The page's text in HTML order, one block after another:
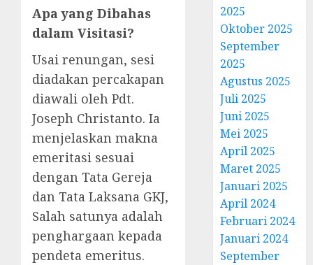
Apa yang Dibahas
dalam Visitasi?
Usai renungan, sesi
diadakan percakapan
diawali oleh Pdt.
Joseph Christanto. Ia
menjelaskan makna
emeritasi sesuai
dengan Tata Gereja
dan Tata Laksana GKJ,
Salah satunya adalah
penghargaan kepada
pendeta emeritus.
2025
Oktober 2025
September
2025
Agustus 2025
Juli 2025
Juni 2025
Mei 2025
April 2025
Maret 2025
Januari 2025
April 2024
Februari 2024
Januari 2024
September
3
Natal
di
Zaman
FEBRUARI
11, 2026
4
Samuel
Adi
dan
Clara